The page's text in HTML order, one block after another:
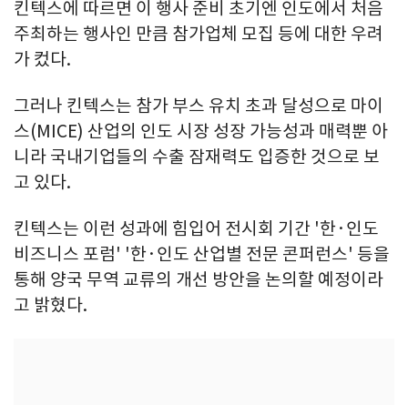
킨텍스에 따르면 이 행사 준비 초기엔 인도에서 처음
주최하는 행사인 만큼 참가업체 모집 등에 대한 우려
가 컸다.
그러나 킨텍스는 참가 부스 유치 초과 달성으로 마이
스(MICE) 산업의 인도 시장 성장 가능성과 매력뿐 아
니라 국내기업들의 수출 잠재력도 입증한 것으로 보
고 있다.
킨텍스는 이런 성과에 힘입어 전시회 기간 '한·인도
비즈니스 포럼' '한·인도 산업별 전문 콘퍼런스' 등을
통해 양국 무역 교류의 개선 방안을 논의할 예정이라
고 밝혔다.